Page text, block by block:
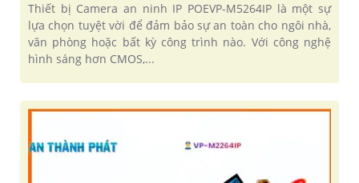
Thiết bị Camera an ninh IP POEVP-M5264IP là một sự
lựa chọn tuyệt vời để đảm bảo sự an toàn cho ngôi nhà,
văn phòng hoặc bất kỳ công trình nào. Với công nghệ
hình sáng hơn CMOS,...